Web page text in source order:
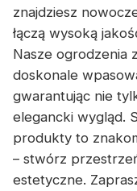
znajdziesz
łączą wysoką
Nasze ogrodzenia
doskonale
gwarantując nie
elegancki wygląd.
produkty to
– stwórz
estetyczne.